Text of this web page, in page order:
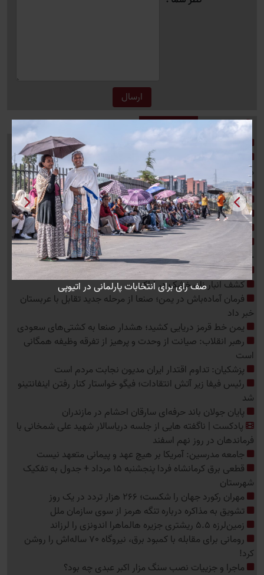
صف رای برای انتخابات پارلمانی در اتیوپی
آخرین اخبار
راز تحول دریایی چین؛ وقتی ربات‌ها جای غواصان را می‌گیرند
راز حفظ جوانی فقط مکمل نیست؛ این عادت‌ها از کلاژن بدن
محافظت می‌کنند
فاجعه کیهانی، سرنوشت نپتون را تغییر داد
بیماری‌هایی که از باز کردن دهان هویدا می‌شوند
برنج چینی در فضا جوانه زد
ویتامینی که کمبود آن خطر ابتلا به زوال عقل را افزایش می‌دهد
نخست وزیر سابق رژیم صهیونیستی بار دیگر قطر را دشمنی
خطرناک توصیف کرد
دستگیری عامل انتشار تصاویر پرتاب موشک‌های ایرانی
کشف انبار نان خشک در اراک
فرمان آماده‌باش در یمن؛ صنعا از مرحله جدید تقابل با عربستان
خبر داد
یمن خط قرمز دریایی کشید؛ هشدار صنعا به کشتی‌های سعودی
رهبر انقلاب: صیانت از وحدت و پرهیز از تفرقه وظیفه همگانی
است
پزشکیان: تداوم اقتدار ایران مدیون نجابت مردم است
رئیس فیفا زیر آتش انتقادات؛ فیگو خواستار کنار رفتن اینفانتینو
شد
پایان جولان باند حرفه‌ای سارقان احشام در مازندران
پادکست | ناگفته هایی از جلسه دریاسالار شهید علی شمخانی با
فرماندهان در روز نهم اسفند
جامعه مدرسین: آمریکا بر هیچ عهد و پیمانی متعهد نیست
قطعی برق کرمانشاه فردا پنجشنبه 15 مرداد + جدول به تفکیک
شهرستان
مهران رکورد جهان را شکست؛ 266 هزار تردد در یک روز
تشویق به مذاکره درباره تنگه هرمز از سوی سازمان ملل
زمین‌لرزه 5.5 ریشتری جزیره هالماهرا اندونزی را لرزاند
رومانی برای مقابله با کمبود برق، نیروگاه 70 ساله‌اش را روشن
کرد!
ماجرا و جزییات نصب سنگ مزار اکبر عبدی چه بود؟